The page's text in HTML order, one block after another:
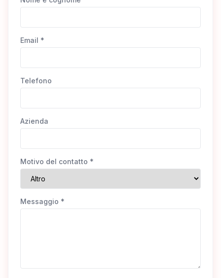
Email *
Telefono
Azienda
Motivo del contatto *
Messaggio *